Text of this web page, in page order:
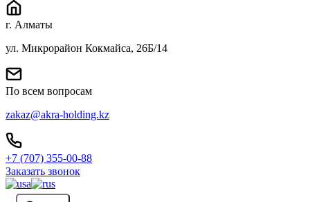
г. Алматы
ул. Микрорайон Кокмайса, 26Б/14
По всем вопросам
zakaz@akra-holding.kz
+7 (707) 355-00-88
Заказать звонок